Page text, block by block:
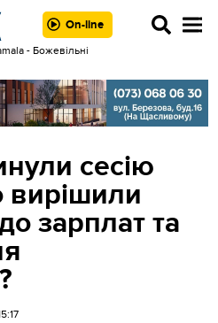
On-line
- Божевільні
сесію
зарплат та